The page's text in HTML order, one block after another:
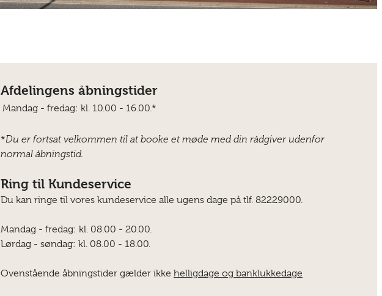
Afdelingens åbningstider
Mandag - fredag: kl. 10.00 - 16.00.*
*Du er fortsat velkommen til at booke et møde med din rådgiver udenfor
normal åbningstid.
Ring til Kundeservice
Du kan ringe til vores kundeservice alle ugens dage på tlf. 82229000.
Mandag - fredag: kl. 08.00 - 20.00.
Lørdag - søndag: kl. 08.00 - 18.00.
Ovenstående åbningstider gælder ikke helligdage og banklukkedage